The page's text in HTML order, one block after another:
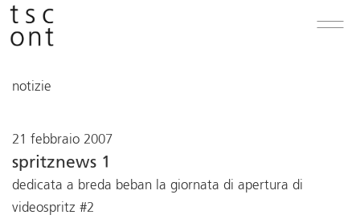
notizie
21 febbraio 2007
spritznews 1
dedicata a breda beban la giornata di apertura di
videospritz #2